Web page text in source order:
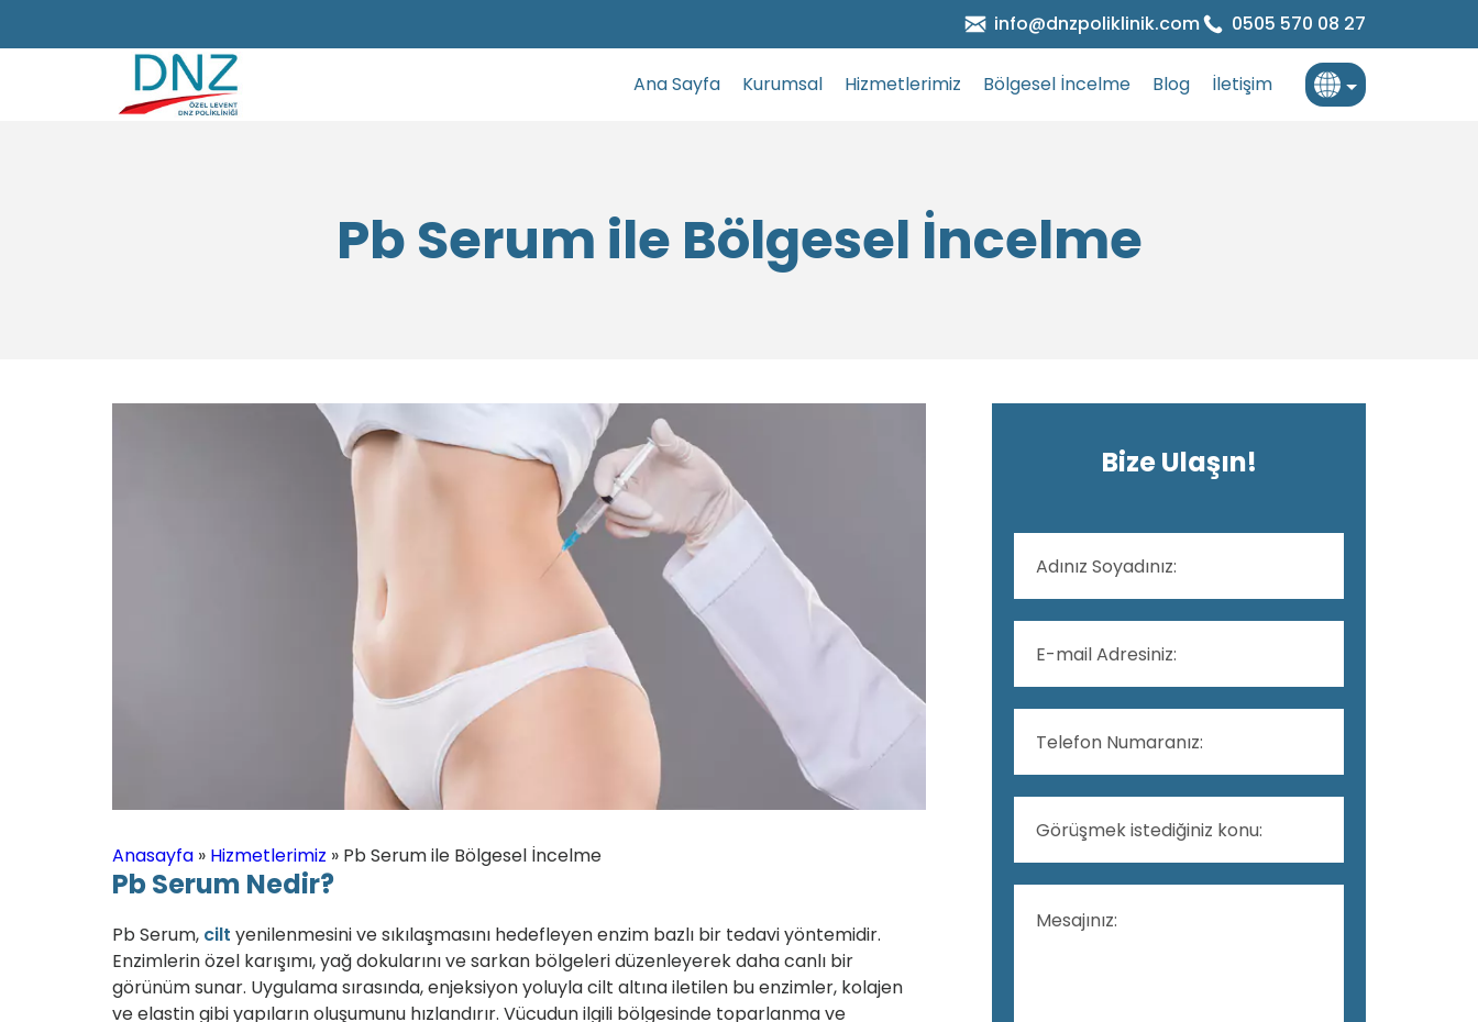
info@dnzpoliklinik.com 0505 570 08 27
Ana Sayfa Kurumsal Hizmetlerimiz Bölgesel İncelme Blog İletişim
Pb Serum ile Bölgesel İncelme
Anasayfa » Hizmetlerimiz » Pb Serum ile Bölgesel İncelme
Pb Serum Nedir?
Pb Serum, cilt yenilenmesini ve sıkılaşmasını hedefleyen enzim bazlı bir tedavi yöntemidir.
Enzimlerin özel karışımı, yağ dokularını ve sarkan bölgeleri düzenleyerek daha canlı bir
görünüm sunar. Uygulama sırasında, enjeksiyon yoluyla cilt altına iletilen bu enzimler, kolajen
ve elastin gibi yapıların oluşumunu hızlandırır. Vücudun ilgili bölgesinde toparlanma ve
Bize Ulaşın!